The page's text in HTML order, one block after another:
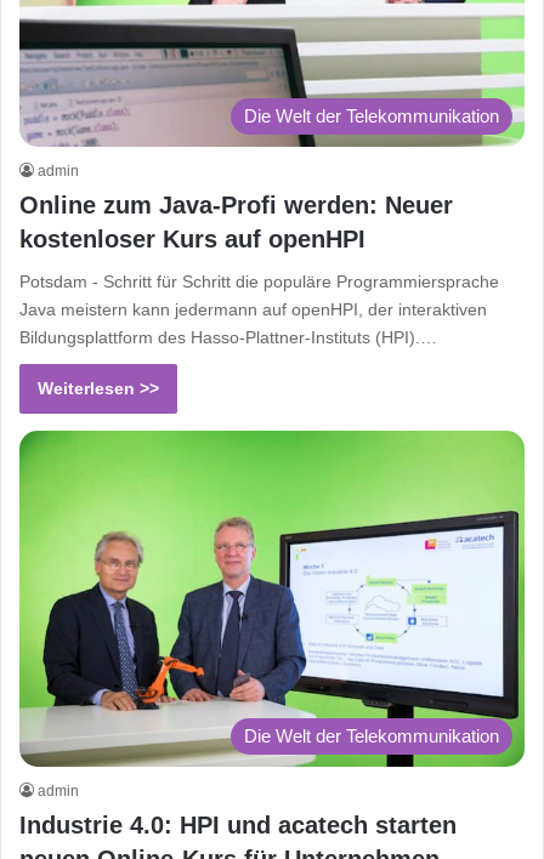
Die Welt der Telekommunikation
admin
Online zum Java-Profi werden: Neuer
kostenloser Kurs auf openHPI
Potsdam - Schritt für Schritt die populäre Programmiersprache
Java meistern kann jedermann auf openHPI, der interaktiven
Bildungsplattform des Hasso-Plattner-Instituts (HPI).…
Weiterlesen >>
Die Welt der Telekommunikation
admin
Industrie 4.0: HPI und acatech starten